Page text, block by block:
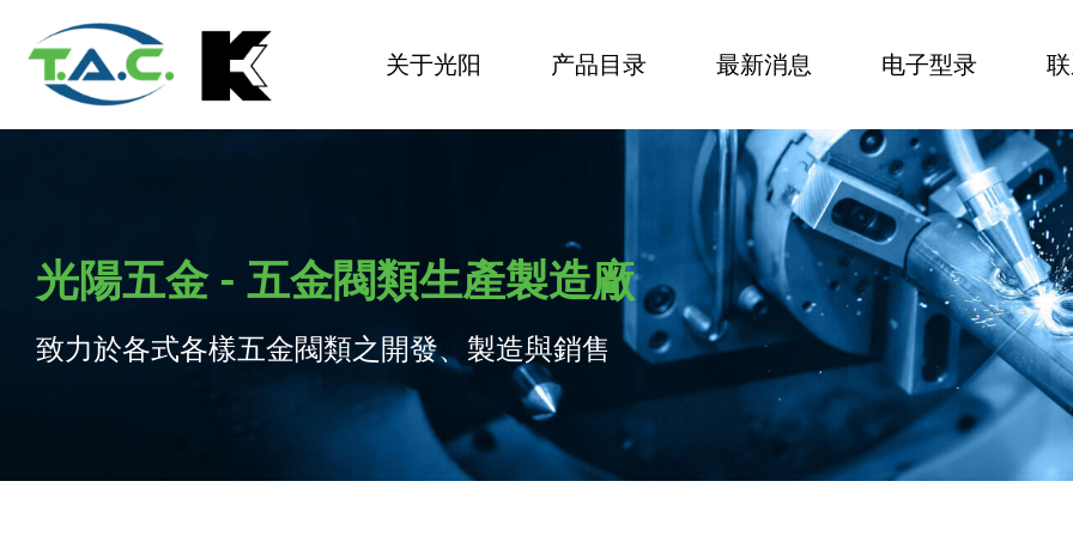
关于光阳 产品目录 最新消息 电子型录
光陽五金 - 五金閥類生產製造廠
致力於各式各樣五金閥類之開發、製造與銷售